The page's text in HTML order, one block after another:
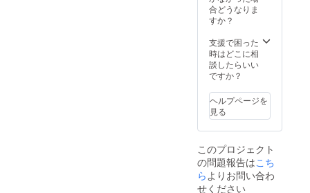
お受け
大変申
し訳ご
ざいま
せん
了承く
い。
す。ご
い。 ※
注意事
項 ～ご
確認く
～宅急
便の沖
縄全エ
リア、
いのエ
リア
は、送
料が合
せてい
ただき
※お届け
予定は8
月とし
ており
が、準
備が完
了次第
出荷し
ますの
で、予
定より
早く到
合どうなりま
すか？
支援で困った
時はどこに相
談したらいい
ですか？
ヘルプページを
見る
このプロジェクト
の問題報告はこち
ら よりお問い合わ
せください